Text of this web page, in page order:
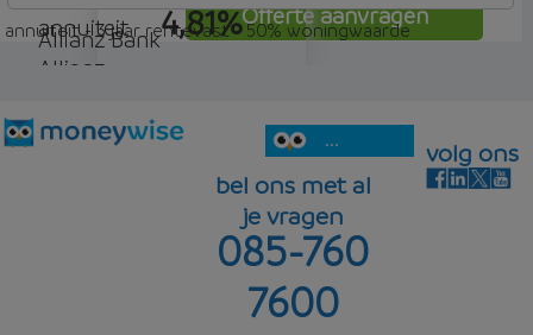
Offerte aanvragen
4,81%
Offerte aanvragen
annuiteit
5,06%
Offerte aanvragen
Allianz Bank
Allianz
annuiteit
5,10%
annuiteit - 3 jaar rentevast - 50% woningwaarde
...
bel ons met al
je vragen
085-760
7600
volg ons